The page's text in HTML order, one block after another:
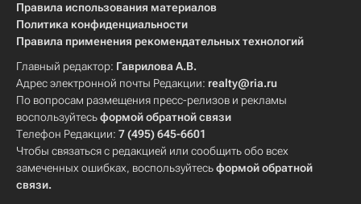
Правила использования материалов
Политика конфиденциальности
Правила применения рекомендательных технологий
Главный редактор: Гаврилова А.В.
Адрес электронной почты Редакции: realty@ria.ru
По вопросам размещения пресс-релизов и рекламы
воспользуйтесьформой обратной связи
Телефон Редакции: 7 (495) 645-6601
Чтобы связаться с редакцией или сообщить обо всех
замеченных ошибках, воспользуйтесьформой обратной
связи.